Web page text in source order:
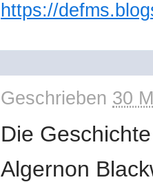
https://
Geschrieben 30
Die
Algernon